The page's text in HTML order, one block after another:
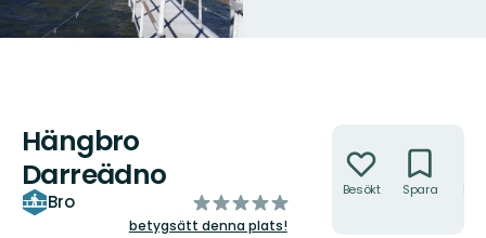
Hängbro
Darreädno
Bro
av
5
betygsätt denna plats!
Besökt Spara